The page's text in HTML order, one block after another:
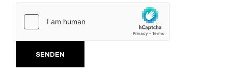
SENDEN